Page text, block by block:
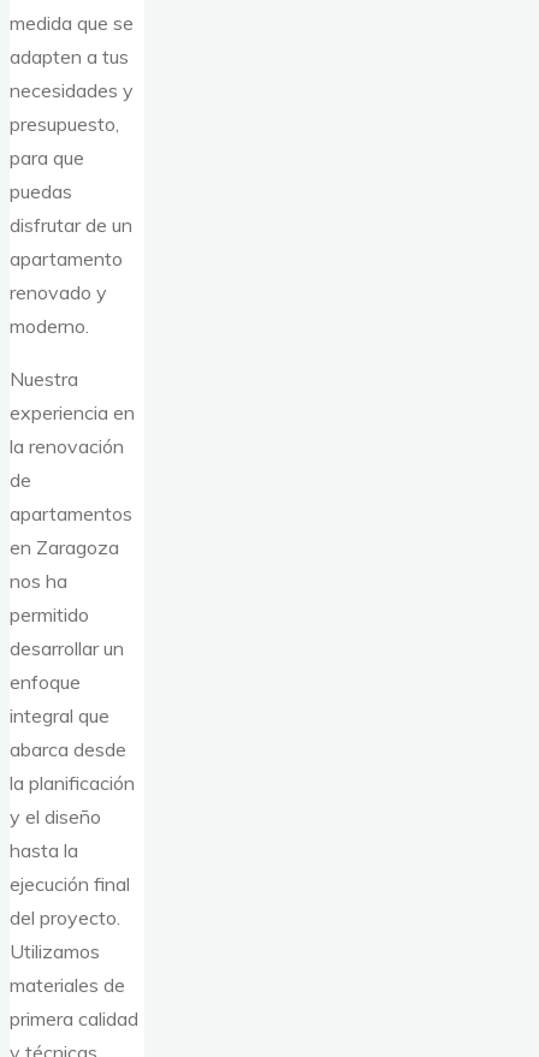
medida que se
adapten a tus
necesidades y
presupuesto,
para que
puedas
disfrutar de un
apartamento
renovado y
moderno.
Nuestra
experiencia en
la renovación
de
apartamentos
en Zaragoza
nos ha
permitido
desarrollar un
enfoque
integral que
abarca desde
la planificación
y el diseño
hasta la
ejecución final
del proyecto.
Utilizamos
materiales de
primera calidad